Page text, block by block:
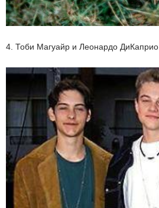
4. Тоби Магуайр и Леонардо ДиКаприо